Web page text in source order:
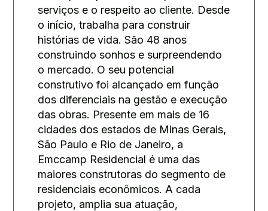
serviços e o respeito ao cliente. Desde
o início, trabalha para construir
histórias de vida. São 48 anos
construindo sonhos e surpreendendo
o mercado. O seu potencial
construtivo foi alcançado em função
dos diferenciais na gestão e execução
das obras. Presente em mais de 16
cidades dos estados de Minas Gerais,
São Paulo e Rio de Janeiro, a
Emccamp Residencial é uma das
maiores construtoras do segmento de
residenciais econômicos. A cada
projeto, amplia sua atuação,